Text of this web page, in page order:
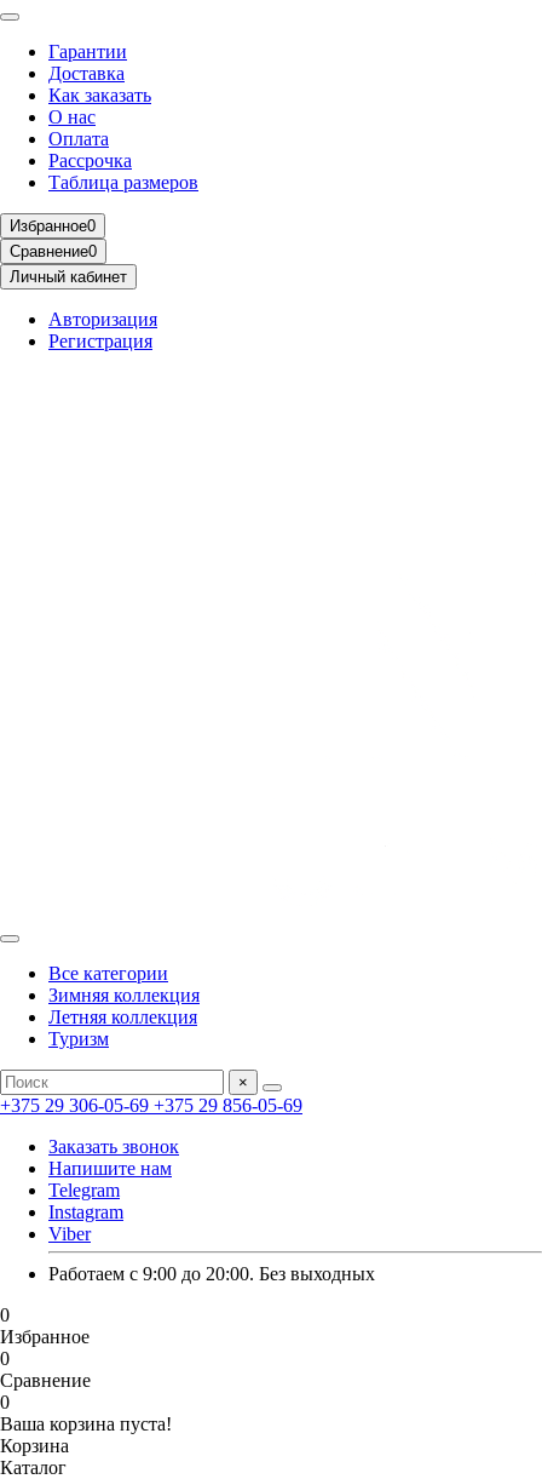
Гарантии
Доставка
Как заказать
О нас
Оплата
Рассрочка
Таблица размеров
Избранное0
Сравнение0
Личный кабинет
Авторизация
Регистрация
Все категории
Зимняя коллекция
Летняя коллекция
Туризм
×
+375 29 306-05-69 +375 29 856-05-69
Заказать звонок
Напишите нам
Telegram
Instagram
Viber
Работаем с 9:00 до 20:00. Без выходных
0
Избранное
0
Сравнение
0
Ваша корзина пуста!
Корзина
Каталог